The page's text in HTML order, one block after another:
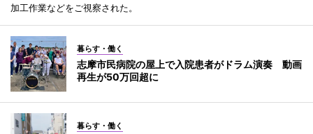
加工作業などをご視察された。
暮らす・働く
志摩市民病院の屋上で入院患者がドラム演奏 動画
再生が50万回超に
暮らす・働く